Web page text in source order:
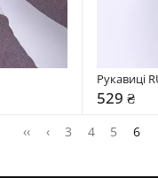
Рукавиці
529 ₴
‹‹ ‹ 3 4 5 6